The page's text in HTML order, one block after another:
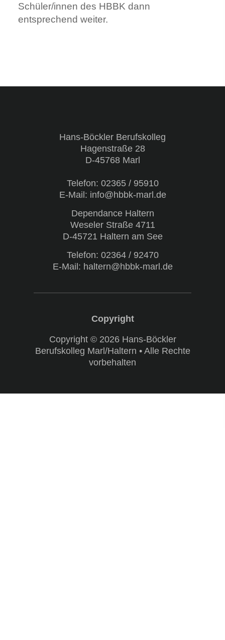
Schüler/innen des HBBK dann
entsprechend weiter.
Hans-Böckler Berufskolleg
Hagenstraße 28
D-45768 Marl
Telefon: 02365 / 95910
E-Mail: info@hbbk-marl.de
Dependance Haltern
Weseler Straße 4711
D-45721 Haltern am See
Telefon: 02364 / 92470
E-Mail: haltern@hbbk-marl.de
Copyright © 2026 Hans-Böckler
Berufskolleg Marl/Haltern • Alle Rechte
vorbehalten